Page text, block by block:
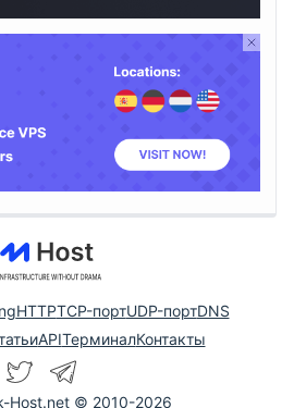
HTTPTCP-портUDP-портDNS
APIТерминалКонтакты
Host.net © 2010-2026